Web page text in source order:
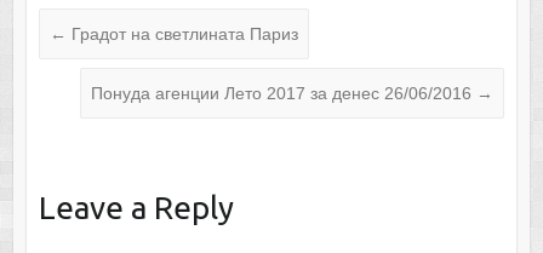
← Градот на светлината Париз
Понуда агенции Лето 2017 за денес 26/06/2016 →
Leave a Reply